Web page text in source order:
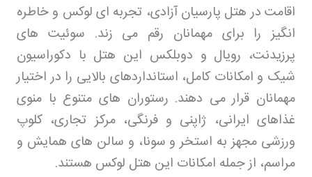
اقامت در هتل پارسیان آزادی، تجربه ای لوکس و خاطره
انگیز را برای مهمانان رقم می زند. سوئیت های
پرزیدنت، رویال و دوبلکس این هتل با دکوراسیون
شیک و امکانات کامل، استانداردهای بالایی را در اختیار
مهمانان قرار می دهند. رستوران های متنوع با منوی
غذاهای ایرانی، ژاپنی و فرنگی، مرکز تجاری، کلوپ
ورزشی مجهز به استخر و سونا، و سالن های همایش و
مراسم، از جمله امکانات این هتل لوکس هستند.